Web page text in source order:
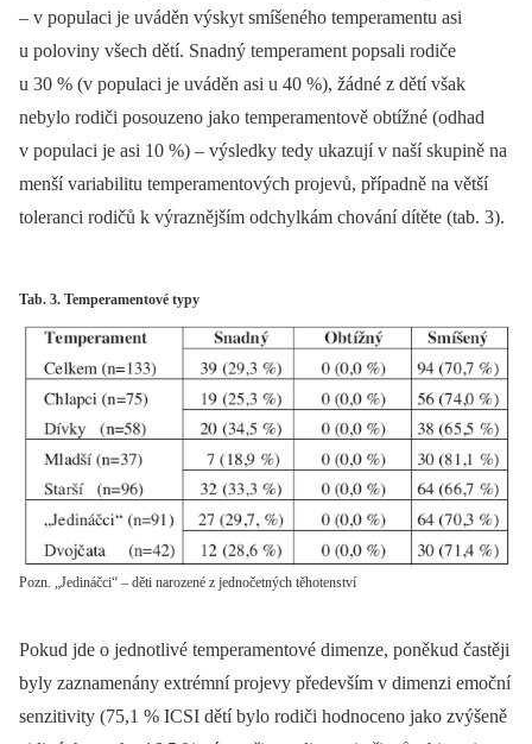
–⁠ v populaci je uváděn výskyt smíšeného temperamentu asi
u poloviny všech dětí. Snadný temperament popsali rodiče
u 30 % (v populaci je uváděn asi u 40 %), žádné z dětí však
nebylo rodiči posouzeno jako temperamentově obtížné (odhad
v populaci je asi 10 %) –⁠ výsledky tedy ukazují v naší skupině na
menší variabilitu temperamentových projevů, případně na větší
toleranci rodičů k výraznějším odchylkám chování dítěte (tab. 3).
Tab. 3. Temperamentové typy
Pozn. „Jedináčci“ – děti narozené z jednočetných těhotenství
Pokud jde o jednotlivé temperamentové dimenze, poněkud častěji
byly zaznamenány extrémní projevy především v dimenzi emoční
senzitivity (75,1 % ICSI dětí bylo rodiči hodnoceno jako zvýšeně